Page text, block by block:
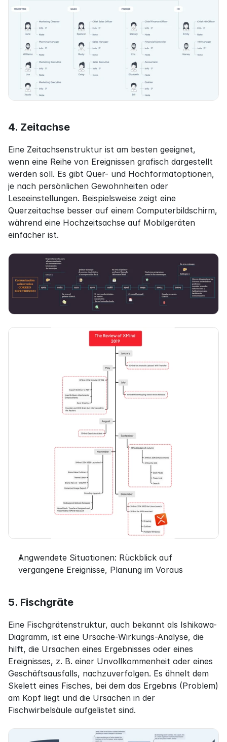
4. Zeitachse
Eine Zeitachsenstruktur ist am besten geeignet,
wenn eine Reihe von Ereignissen grafisch dargestellt
werden soll. Es gibt Quer- und Hochformatoptionen,
je nach persönlichen Gewohnheiten oder
Leseeinstellungen. Beispielsweise zeigt eine
Querzeitachse besser auf einem Computerbildschirm,
während eine Hochzeitsachse auf Mobilgeräten
einfacher ist.
Angwendete Situationen: Rückblick auf
vergangene Ereignisse, Planung im Voraus
5. Fischgräte
Eine Fischgrätenstruktur, auch bekannt als Ishikawa-
Diagramm, ist eine Ursache-Wirkungs-Analyse, die
hilft, die Ursachen eines Ergebnisses oder eines
Ereignisses, z. B. einer Unvollkommenheit oder eines
Geschäftsausfalls, nachzuverfolgen. Es ähnelt dem
Skelett eines Fisches, bei dem das Ergebnis (Problem)
am Kopf liegt und die Ursachen in der
Fischwirbelsäule aufgelistet sind.